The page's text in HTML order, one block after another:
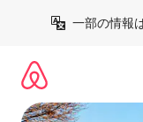
一部の情報